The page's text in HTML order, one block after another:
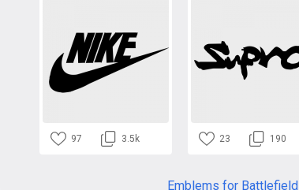
97 3.5k 23 190
Emblems for Battlefield